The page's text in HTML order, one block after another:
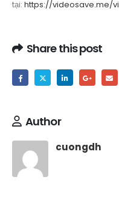
tại: https://videosave.me/vi
Share this post
Author
cuongdh